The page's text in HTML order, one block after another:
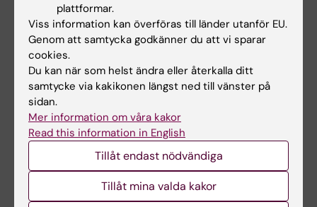
Uppdaterad av:
Anna Persson 2026-05-19
Dela
Relaterat
Tema: Barncancer
plattformar.
Viss information kan överföras till länder utanför EU.
Genom att samtycka godkänner du att vi sparar
cookies.
Du kan när som helst ändra eller återkalla ditt
samtycke via kakikonen längst ned till vänster på
sidan.
Mer information om våra kakor
Read this information in English
Tillåt endast nödvändiga
Tillåt mina valda kakor